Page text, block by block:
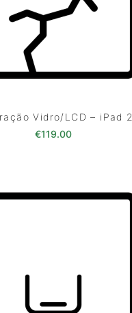
Vidro/LCD – iPad 2
€119.00